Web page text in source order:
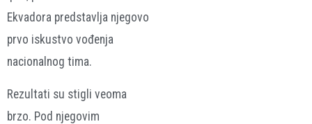
Ekvadora predstavlja njegovo
prvo iskustvo vođenja
nacionalnog tima.
Rezultati su stigli veoma
brzo. Pod njegovim